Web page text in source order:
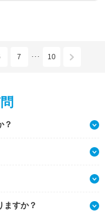
7 ･･･ 10
？
ますか？